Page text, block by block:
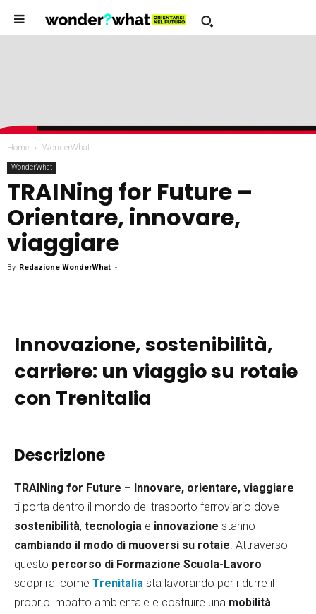
Home WonderWhat
WonderWhat
TRAINing for Future –
Orientare, innovare,
viaggiare
By Redazione WonderWhat -
Innovazione, sostenibilità,
carriere: un viaggio su rotaie
con Trenitalia
Descrizione
TRAINing for Future – Innovare, orientare, viaggiare
ti porta dentro il mondo del trasporto ferroviario dove
sostenibilità, tecnologia e innovazione stanno
cambiando il modo di muoversi su rotaie. Attraverso
questo percorso di Formazione Scuola-Lavoro
scoprirai come Trenitalia sta lavorando per ridurre il
proprio impatto ambientale e costruire una mobilità